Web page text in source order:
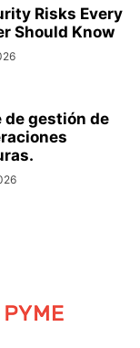
Risks Every
Should Know
de gestión de